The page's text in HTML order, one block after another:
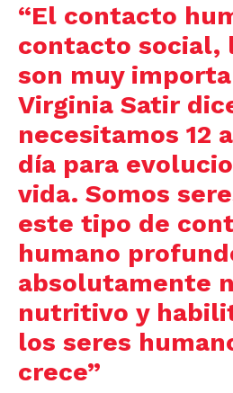
“El contacto
contacto social,
son muy
Virginia Satir
necesitamos 12
día para
vida. Somos
este tipo de
humano
absolutamente
nutritivo y
los seres
crece”